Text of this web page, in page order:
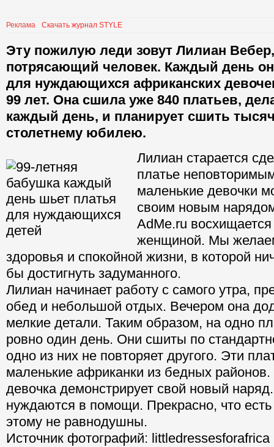
Реклама Скачать журнал STYLE
Эту пожилую леди зовут Лилиан
потрясающий человек. Каждый день
для нуждающихся африканских
99 лет. Она сшила уже 840 платьев,
каждый день, и планирует сшить
столетнему юбилею.
Лилиан старается
платье
маленькие девочки
своим новым
AdMe.ru
женщиной. Мы
здоровья и спокойной жизни, в которой
бы достигнуть задуманного.
Лилиан начинает работу с самого утра,
обед и небольшой отдых. Вечером она
мелкие детали. Таким образом, на одно
ровно один день. Они сшиты по
одно из них не повторяет другого. Эти
маленькие африканки из бедных
девочка демонстрирует свой новый
нуждаются в помощи. Прекрасно, что
этому не равнодушны.
Источник фотографий: littledressesforafrica